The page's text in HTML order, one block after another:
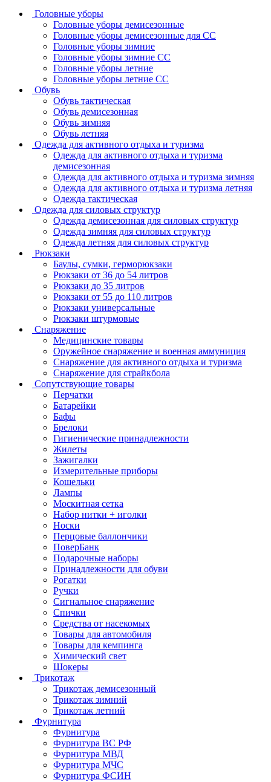
Головные уборы
Головные уборы демисезонные
Головные уборы демисезонные для СС
Головные уборы зимние
Головные уборы зимние СС
Головные уборы летние
Головные уборы летние СС
Обувь
Обувь тактическая
Обувь демисезонная
Обувь зимняя
Обувь летняя
Одежда для активного отдыха и туризма
Одежда для активного отдыха и туризма
демисезонная
Одежда для активного отдыха и туризма зимняя
Одежда для активного отдыха и туризма летняя
Одежда тактическая
Одежда для силовых структур
Одежда демисезонная для силовых структур
Одежда зимняя для силовых структур
Одежда летняя для силовых структур
Рюкзаки
Баулы, сумки, герморюкзаки
Рюкзаки от 36 до 54 литров
Рюкзаки до 35 литров
Рюкзаки от 55 до 110 литров
Рюкзаки универсальные
Рюкзаки штурмовые
Снаряжение
Медицинские товары
Оружейное снаряжение и военная аммуниция
Снаряжение для активного отдыха и туризма
Снаряжение для страйкбола
Сопутствующие товары
Перчатки
Батарейки
Бафы
Брелоки
Гигиенические принадлежности
Жилеты
Зажигалки
Измерительные приборы
Кошельки
Лампы
Москитная сетка
Набор нитки + иголки
Носки
Перцовые баллончики
ПоверБанк
Подарочные наборы
Принадлежности для обуви
Рогатки
Ручки
Сигнальное снаряжение
Спички
Средства от насекомых
Товары для автомобиля
Товары для кемпинга
Химический свет
Шокеры
Трикотаж
Трикотаж демисезонный
Трикотаж зимний
Трикотаж летний
Фурнитура
Фурнитура
Фурнитура ВС РФ
Фурнитура МВД
Фурнитура МЧС
Фурнитура ФСИН